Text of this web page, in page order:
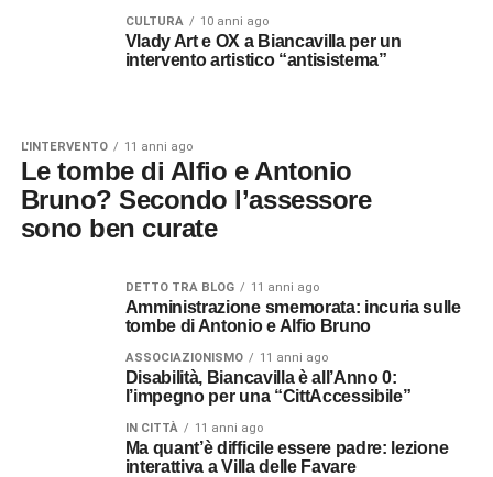
CULTURA 10 anni ago
Vlady Art e OX a Biancavilla per un
intervento artistico “antisistema”
L'INTERVENTO 11 anni ago
Le tombe di Alfio e Antonio
Bruno? Secondo l’assessore
sono ben curate
DETTO TRA BLOG 11 anni ago
Amministrazione smemorata: incuria sulle
tombe di Antonio e Alfio Bruno
ASSOCIAZIONISMO 11 anni ago
Disabilità, Biancavilla è all’Anno 0:
l’impegno per una “CittAccessibile”
IN CITTÀ 11 anni ago
Ma quant’è difficile essere padre: lezione
interattiva a Villa delle Favare